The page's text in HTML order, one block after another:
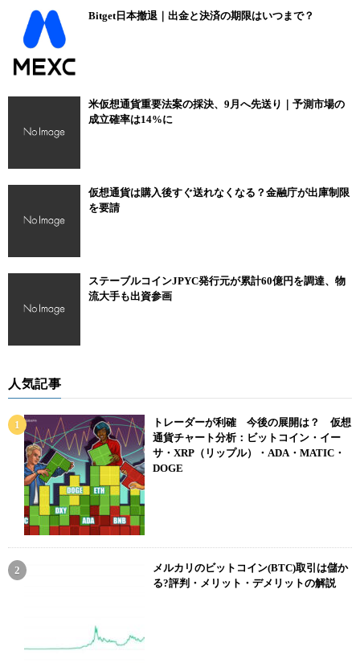
Bitget日本撤退｜出金と決済の期限はいつまで？
米仮想通貨重要法案の採決、9月へ先送り｜予測市場の
成立確率は14%に
仮想通貨は購入後すぐ送れなくなる？金融庁が出庫制限
を要請
ステーブルコインJPYC発行元が累計60億円を調達、物
流大手も出資参画
人気記事
トレーダーが利確 今後の展開は？ 仮想
通貨チャート分析：ビットコイン・イー
サ・XRP（リップル）・ADA・MATIC・
DOGE
メルカリのビットコイン(BTC)取引は儲か
る?評判・メリット・デメリットの解説